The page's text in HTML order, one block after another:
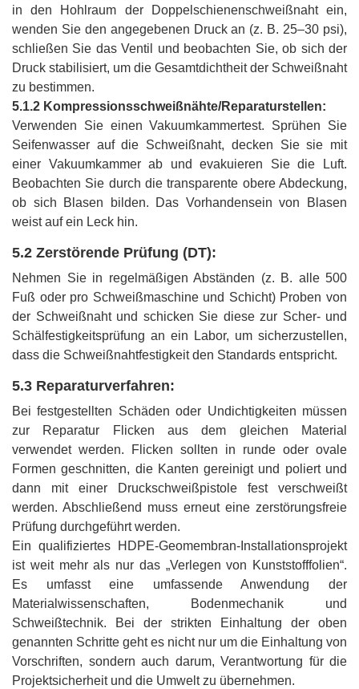
in den Hohlraum der Doppelschienenschweißnaht ein,
wenden Sie den angegebenen Druck an (z. B. 25–30 psi),
schließen Sie das Ventil und beobachten Sie, ob sich der
Druck stabilisiert, um die Gesamtdichtheit der Schweißnaht
zu bestimmen.
5.1.2 Kompressionsschweißnähte/Reparaturstellen:
Verwenden Sie einen Vakuumkammertest. Sprühen Sie
Seifenwasser auf die Schweißnaht, decken Sie sie mit
einer Vakuumkammer ab und evakuieren Sie die Luft.
Beobachten Sie durch die transparente obere Abdeckung,
ob sich Blasen bilden. Das Vorhandensein von Blasen
weist auf ein Leck hin.
5.2 Zerstörende Prüfung (DT):
Nehmen Sie in regelmäßigen Abständen (z. B. alle 500
Fuß oder pro Schweißmaschine und Schicht) Proben von
der Schweißnaht und schicken Sie diese zur Scher- und
Schälfestigkeitsprüfung an ein Labor, um sicherzustellen,
dass die Schweißnahtfestigkeit den Standards entspricht.
5.3 Reparaturverfahren:
Bei festgestellten Schäden oder Undichtigkeiten müssen
zur Reparatur Flicken aus dem gleichen Material
verwendet werden. Flicken sollten in runde oder ovale
Formen geschnitten, die Kanten gereinigt und poliert und
dann mit einer Druckschweißpistole fest verschweißt
werden. Abschließend muss erneut eine zerstörungsfreie
Prüfung durchgeführt werden.
Ein qualifiziertes HDPE-Geomembran-Installationsprojekt
ist weit mehr als nur das „Verlegen von Kunststofffolien“.
Es umfasst eine umfassende Anwendung der
Materialwissenschaften, Bodenmechanik und
Schweißtechnik. Bei der strikten Einhaltung der oben
genannten Schritte geht es nicht nur um die Einhaltung von
Vorschriften, sondern auch darum, Verantwortung für die
Projektsicherheit und die Umwelt zu übernehmen.